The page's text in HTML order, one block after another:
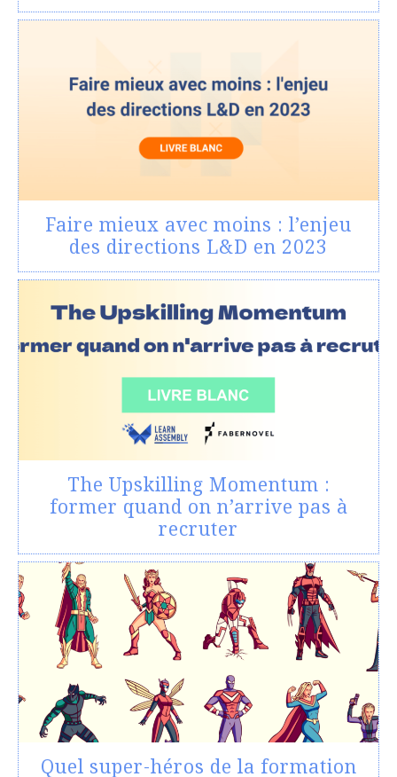
Faire mieux avec moins : l’enjeu
des directions L&D en 2023
The Upskilling Momentum :
former quand on n’arrive pas à
recruter
Quel super-héros de la formation